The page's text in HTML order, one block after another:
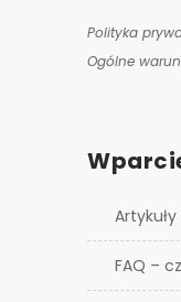
Polityka
Ogólne
FAQ –